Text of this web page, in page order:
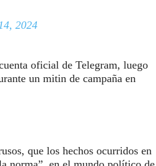
2024
oficial de Telegram, luego
un mitin de campaña en
que los hechos ocurridos en